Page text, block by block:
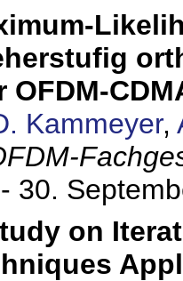
OFDM-
Kammeyer,
30.
on